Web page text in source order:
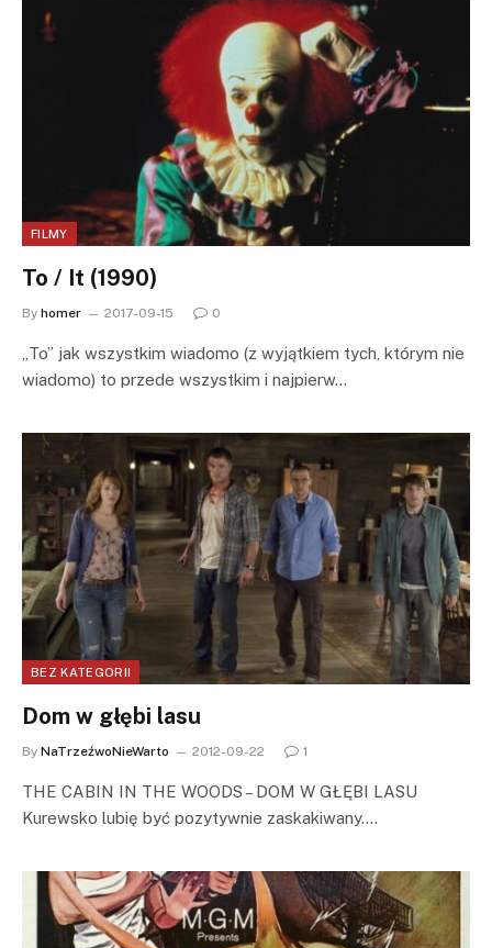
FILMY
To / It (1990)
By homer 2017-09-15 0
„To” jak wszystkim wiadomo (z wyjątkiem tych, którym nie
wiadomo) to przede wszystkim i najpierw…
BEZ KATEGORII
Dom w głębi lasu
By NaTrzeźwoNieWarto 2012-09-22 1
THE CABIN IN THE WOODS – DOM W GŁĘBI LASU
Kurewsko lubię być pozytywnie zaskakiwany.…